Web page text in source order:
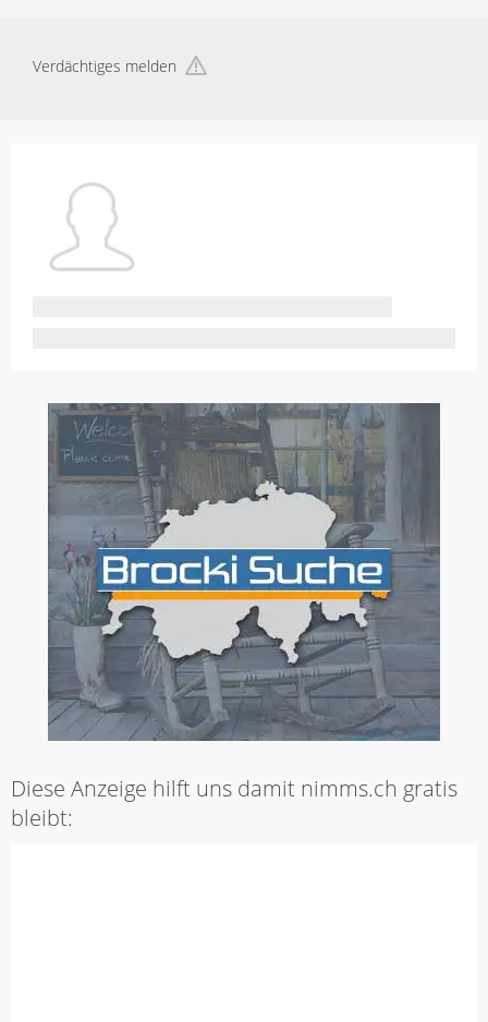
Verdächtiges melden
Diese Anzeige hilft uns damit nimms.ch gratis
bleibt: